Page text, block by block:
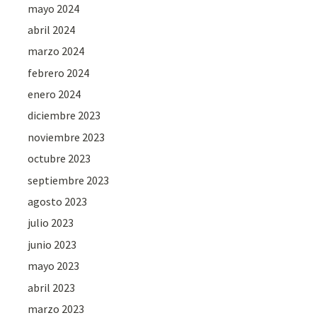
mayo 2024
abril 2024
marzo 2024
febrero 2024
enero 2024
diciembre 2023
noviembre 2023
octubre 2023
septiembre 2023
agosto 2023
julio 2023
junio 2023
mayo 2023
abril 2023
marzo 2023